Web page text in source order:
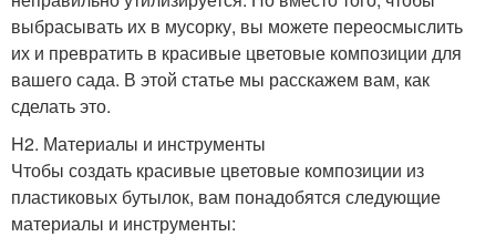
выбрасывать их в мусорку, вы можете переосмыслить
их и превратить в красивые цветовые композиции для
вашего сада. В этой статье мы расскажем вам, как
сделать это.
H2. Материалы и инструменты
Чтобы создать красивые цветовые композиции из
пластиковых бутылок, вам понадобятся следующие
материалы и инструменты: